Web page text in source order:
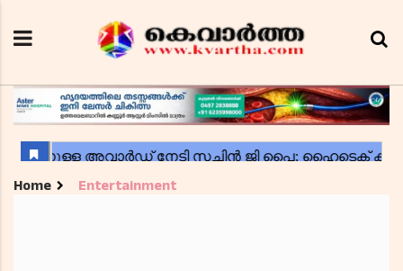
Home Entertainment